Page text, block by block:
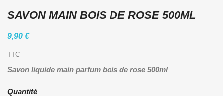
SAVON MAIN BOIS DE ROSE 500ML
9,90 €
TTC
Savon liquide main parfum bois de rose 500ml
Quantité